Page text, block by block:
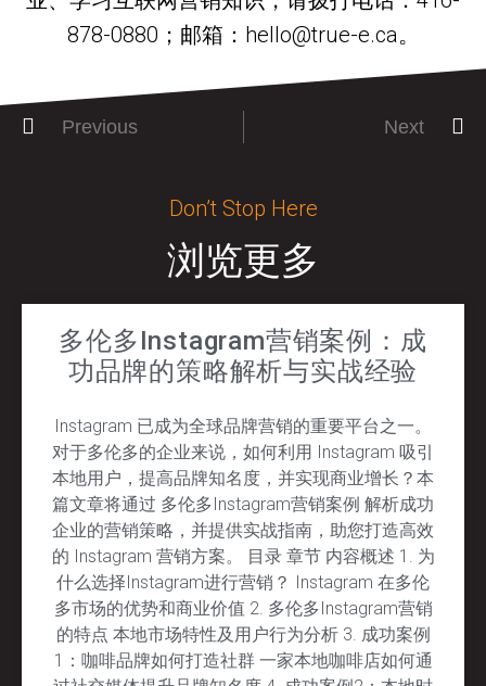
878-0880；邮箱：hello@true-e.ca。
Previous Next
Don’t Stop Here
浏览更多
多伦多Instagram营销案例：成
功品牌的策略解析与实战经验
Instagram 已成为全球品牌营销的重要平台之一。
对于多伦多的企业来说，如何利用 Instagram 吸引
本地用户，提高品牌知名度，并实现商业增长？本
篇文章将通过 多伦多Instagram营销案例 解析成功
企业的营销策略，并提供实战指南，助您打造高效
的 Instagram 营销方案。 目录 章节 内容概述 1. 为
什么选择Instagram进行营销？ Instagram 在多伦
多市场的优势和商业价值 2. 多伦多Instagram营销
的特点 本地市场特性及用户行为分析 3. 成功案例
1：咖啡品牌如何打造社群 一家本地咖啡店如何通